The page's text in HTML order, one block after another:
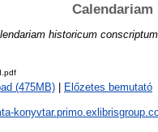
historicum
(475MB) Előzetes bemutató